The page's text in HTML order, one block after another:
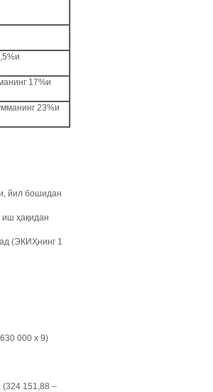
17%и
23%и
йил бошидан
иш ҳақидан
(ЭКИҲнинг 1
000 х 9)
(324 151,88 –